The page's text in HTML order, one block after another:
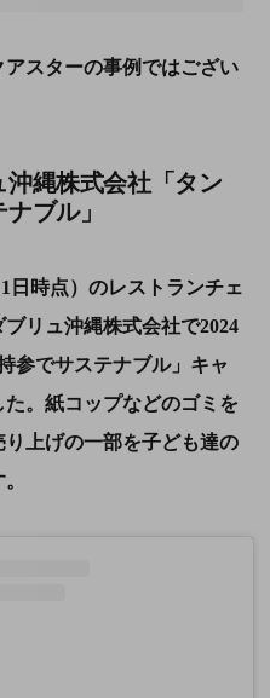
スターの事例ではござい
縄株式会社「タン
ブル」
1 日時点）のレストランチェ
リュ沖縄株式会社で2024
参でサステナブル」キャ
。紙コップなどのゴミを
上げの一部を子ども達の